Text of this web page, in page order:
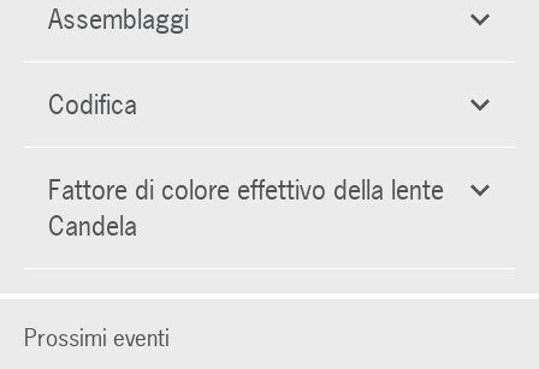
Assemblaggi
Codifica
Fattore di colore effettivo della lente
Candela
Prossimi eventi